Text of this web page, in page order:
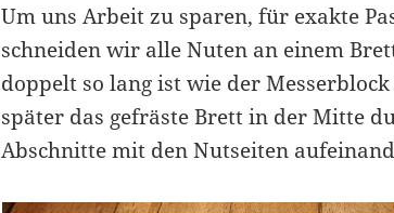
Um uns Arbeit zu sparen, für exakte
schneiden wir alle Nuten an einem
doppelt so lang ist wie der
später das gefräste Brett in der Mitte
Abschnitte mit den Nutseiten